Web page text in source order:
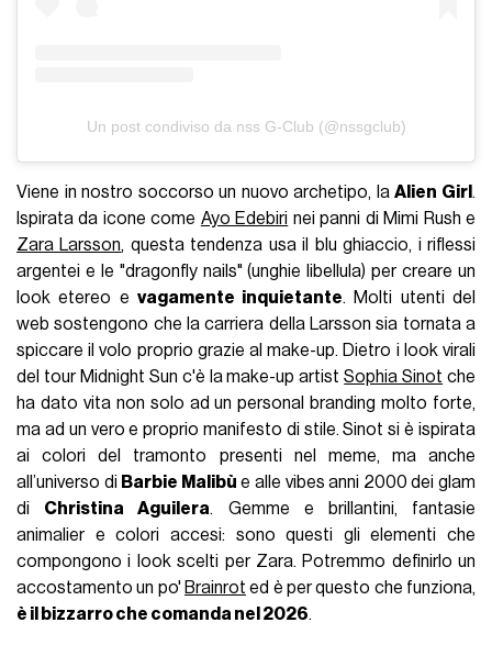
Un post condiviso da nss G-Club (@nssgclub)
Viene in nostro soccorso un nuovo archetipo, laAlien Girl .
Ispirata da icone come Ayo Edebiri nei panni di Mimi Rush e
Zara Larsson, questa tendenza usa il blu ghiaccio, i riflessi
argentei e le "dragonfly nails" (unghie libellula) per creare un
look etereo e vagamente inquietante. Molti utenti del
web sostengono che la carriera della Larsson sia tornata a
spiccare il volo proprio grazie al make-up. Dietro i look virali
del tour Midnight Sun c'è la make-up artistSophia Sinot che
ha dato vita non solo ad un personal branding molto forte,
ma ad un vero e proprio manifesto di stile. Sinot si è ispirata
ai colori del tramonto presenti nel meme, ma anche
all’universo di Barbie Malibù e alle vibes anni 2000 dei glam
di Christina Aguilera. Gemme e brillantini, fantasie
animalier e colori accesi: sono questi gli elementi che
compongono i look scelti per Zara. Potremmo definirlo un
accostamento un po' Brainrot ed è per questo che funziona,
è il bizzarro che comanda nel 2026.